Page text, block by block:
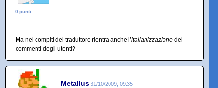
0 punti
Ma nei compiti del traduttore rientra anche l’italianizzazione dei
commenti degli utenti?
Metallus 31/10/2009, 09:35